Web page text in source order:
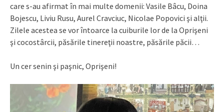
care s-au afirmat în mai multe domenii: Vasile Bâcu, Doina
Bojescu, Liviu Rusu, Aurel Cravciuc, Nicolae Popovici şi alţii.
Zilele acestea se vor întoarce la cuiburile lor de la Oprişeni
şi cocostârcii, păsările tinereţii noastre, păsările păcii…
Un cer senin şi paşnic, Oprişeni!